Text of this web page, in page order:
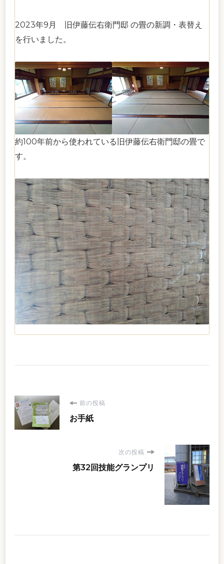
2023年9月 旧伊藤伝右衛門邸 の畳の新調・表替え
を行いました。
約100年前から使われている旧伊藤伝右衛門邸の畳で
す。
投
稿
ー
前の投稿
お手紙
次の投稿
第32回技能グランプリ